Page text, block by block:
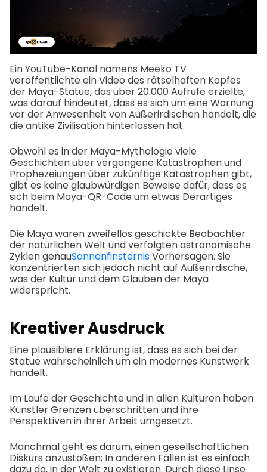
Ein YouTube-Kanal namens Meeko TV
veröffentlichte ein Video des rätselhaften Kopfes
der Maya-Statue, das über 20.000 Aufrufe erzielte,
was darauf hindeutet, dass es sich um eine Warnung
vor der Anwesenheit von Außerirdischen handelt, die
die antike Zivilisation hinterlassen hat.
Obwohl es in der Maya-Mythologie viele
Geschichten über vergangene Katastrophen und
Prophezeiungen über zukünftige Katastrophen gibt,
gibt es keine glaubwürdigen Beweise dafür, dass es
sich beim Maya-QR-Code um etwas Derartiges
handelt.
Die Maya waren zweifellos geschickte Beobachter
der natürlichen Welt und verfolgten astronomische
Zyklen genauSonnenfinsternisVorhersagen. Sie
konzentrierten sich jedoch nicht auf Außerirdische,
was der Kultur und dem Glauben der Maya
widerspricht.
Kreativer Ausdruck
Eine plausiblere Erklärung ist, dass es sich bei der
Statue wahrscheinlich um ein modernes Kunstwerk
handelt.
Im Laufe der Geschichte und in allen Kulturen haben
Künstler Grenzen überschritten und ihre
Perspektiven in ihrer Arbeit umgesetzt.
Manchmal geht es darum, einen gesellschaftlichen
Diskurs anzustoßen; In anderen Fällen ist es einfach